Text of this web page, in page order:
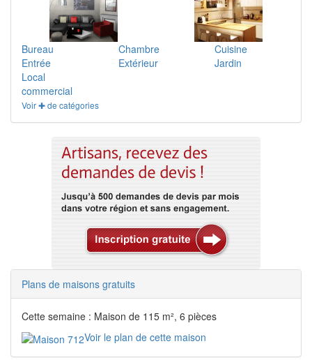
Bureau Chambre
Cuisine
Entrée
Extérieur
Jardin
Local
commercial
Voir ✚ de catégories
Plans de maisons gratuits
Cette semaine : Maison de 115 m², 6 pièces
Voir le plan de cette maison